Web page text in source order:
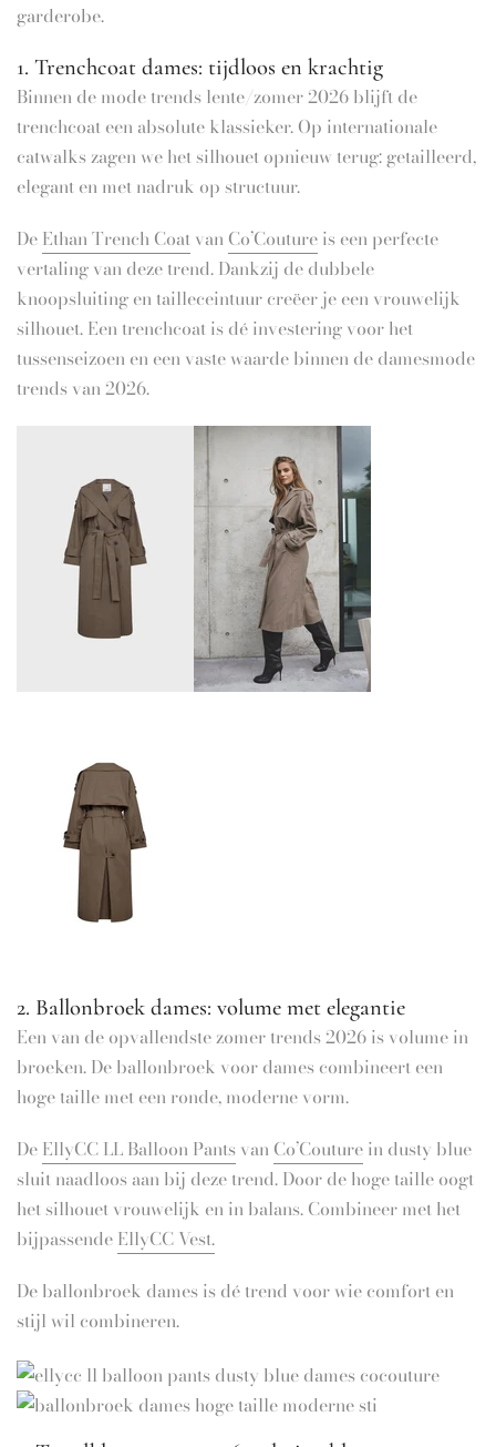
garderobe.
1. Trenchcoat dames: tijdloos en krachtig
Binnen de mode trends lente/zomer 2026 blijft de
trenchcoat een absolute klassieker. Op internationale
catwalks zagen we het silhouet opnieuw terug: getailleerd,
elegant en met nadruk op structuur.
De Ethan Trench Coat van Co’Couture is een perfecte
vertaling van deze trend. Dankzij de dubbele
knoopsluiting en tailleceintuur creëer je een vrouwelijk
silhouet. Een trenchcoat is dé investering voor het
tussenseizoen en een vaste waarde binnen de damesmode
trends van 2026.
2. Ballonbroek dames: volume met elegantie
Een van de opvallendste zomer trends 2026 is volume in
broeken. De ballonbroek voor dames combineert een
hoge taille met een ronde, moderne vorm.
De EllyCC LL Balloon Pants van Co’Couture in dusty blue
sluit naadloos aan bij deze trend. Door de hoge taille oogt
het silhouet vrouwelijk en in balans. Combineer met het
bijpassende EllyCC Vest.
De ballonbroek dames is dé trend voor wie comfort en
stijl wil combineren.